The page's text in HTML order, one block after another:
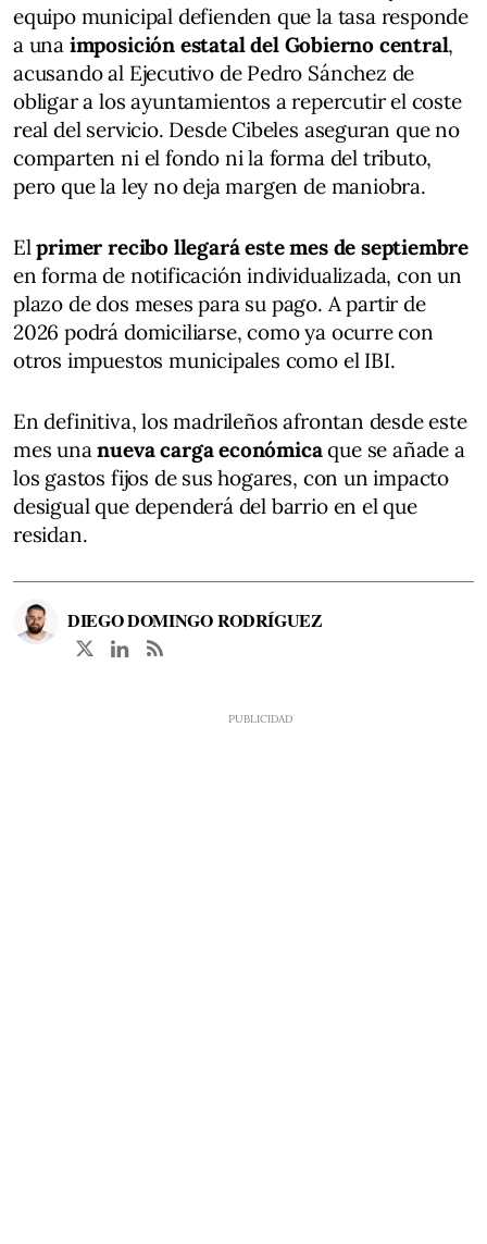
equipo municipal defienden que la tasa responde
a una imposición estatal del Gobierno central,
acusando al Ejecutivo de Pedro Sánchez de
obligar a los ayuntamientos a repercutir el coste
real del servicio. Desde Cibeles aseguran que no
comparten ni el fondo ni la forma del tributo,
pero que la ley no deja margen de maniobra.
Elprimer recibo llegará este mes de septiembre
en forma de notificación individualizada, con un
plazo de dos meses para su pago. A partir de
2026 podrá domiciliarse, como ya ocurre con
otros impuestos municipales como el IBI.
En definitiva, los madrileños afrontan desde este
mes unanueva carga económicaque se añade a
los gastos fijos de sus hogares, con un impacto
desigual que dependerá del barrio en el que
residan.
DIEGO DOMINGO RODRÍGUEZ